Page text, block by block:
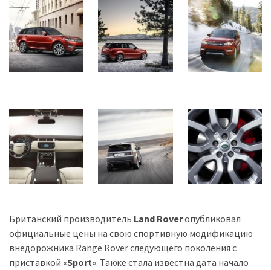
Історії
(3 678)
Тюнинг
(733)
Події
(521)
Автовласнику
Автозакон
(370)
Автошоу
Британский производитель Land Roverопубликовал
официальные цены на свою спортивную модификацию
внедорожника Range Rover следующего поколения с
приставкой «Sport». Также стала известна дата начало